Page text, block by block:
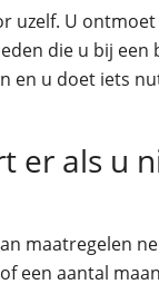
uzelf. U
die u bij een
en u doet iets
er als u
maatregelen
een aantal